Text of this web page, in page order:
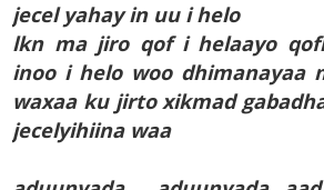
jecel yahay in uu i helo
lkn ma jiro qof i helaayo
inoo i helo woo dhimanayaa
waxaa ku jirto xikmad
jecelyihiina waa